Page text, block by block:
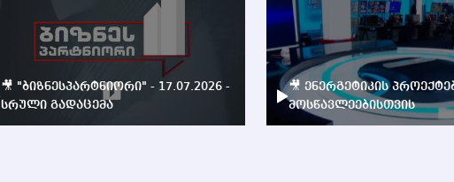
🎥 "ბიზნესპარტნიორი" - 17.07.2026 -
სრული გადაცემა
🎥 ენერგეტიკის
მოსწავლეებისთვის